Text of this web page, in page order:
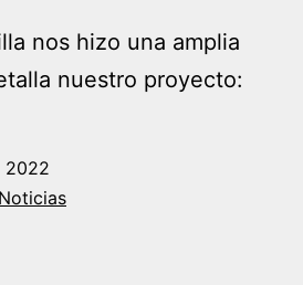
nos hizo una amplia
nuestro proyecto:
2022
Noticias